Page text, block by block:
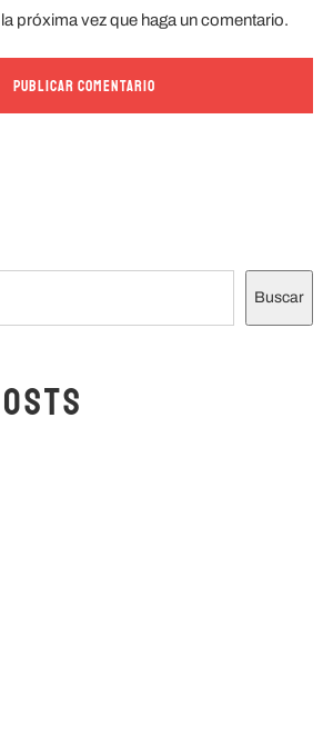
próxima vez que haga un comentario.
Buscar